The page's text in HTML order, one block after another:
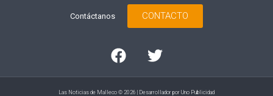
Contáctanos CONTACTO
Las Noticias de Malleco © 2026 | Desarrollador por Uno Publicidad